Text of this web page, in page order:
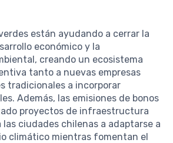
están ayudando a cerrar la
económico y la
creando un ecosistema
tanto a nuevas empresas
tradicionales a incorporar
Además, las emisiones de bonos
proyectos de infraestructura
ciudades chilenas a adaptarse a
climático mientras fomentan el